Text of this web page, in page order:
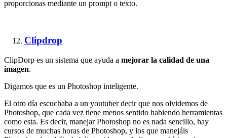
proporcionas mediante un prompt o texto.
Clipdrop
ClipDorp es un sistema que ayuda a mejorar la calidad de una
imagen.
Digamos que es un Photoshop inteligente.
El otro día escuchaba a un youtuber decir que nos olvidemos de
Photoshop, que cada vez tiene menos sentido habiendo herramientas
como esta. Es decir, manejar Photoshop no es nada sencillo, hay
cursos de muchas horas de Photoshop, y los que manejáis